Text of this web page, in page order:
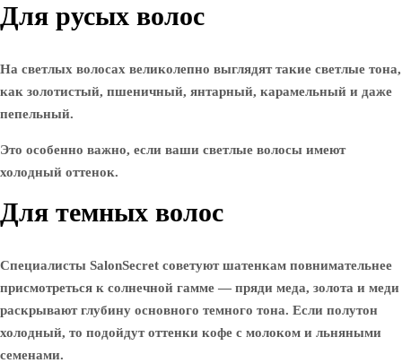
Для русых волос
На светлых волосах великолепно выглядят такие светлые тона,
как золотистый, пшеничный, янтарный, карамельный и даже
пепельный.
Это особенно важно, если ваши светлые волосы имеют
холодный оттенок.
Для темных волос
Специалисты SalonSecret советуют шатенкам повнимательнее
присмотреться к солнечной гамме — пряди меда, золота и меди
раскрывают глубину основного темного тона. Если полутон
холодный, то подойдут оттенки кофе с молоком и льняными
семенами.